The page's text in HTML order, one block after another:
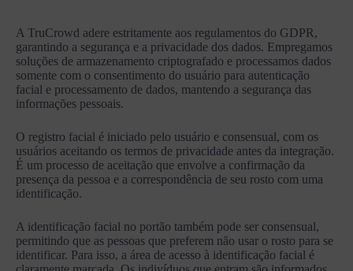
A TruCrowd adere estritamente aos regulamentos do GDPR,
garantindo a segurança e a privacidade dos dados. Empregamos
soluções de armazenamento criptografado e processamos dados
somente com o consentimento do usuário para autenticação
facial e processamento de dados, mantendo a segurança das
informações pessoais.
O registro facial é iniciado pelo usuário e consensual, com os
usuários aceitando os termos de privacidade antes da integração.
É um processo de aceitação que envolve a confirmação da
presença da pessoa e a correspondência de seu rosto com uma
identificação.
A identificação facial no portão também pode ser consensual,
permitindo que as pessoas que preferem não usar o rosto para se
identificar. Para isso, a área de acesso à identificação facial é